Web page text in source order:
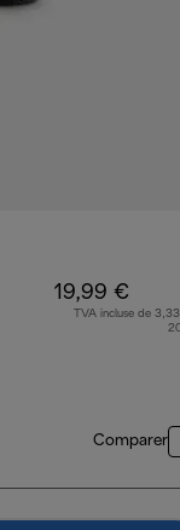
19,99 €
TVA incluse de
Comparer